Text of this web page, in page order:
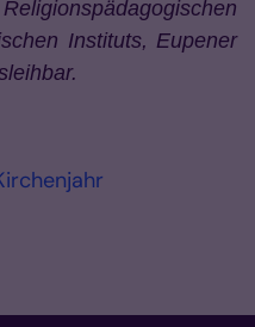
Instituts, Eupener